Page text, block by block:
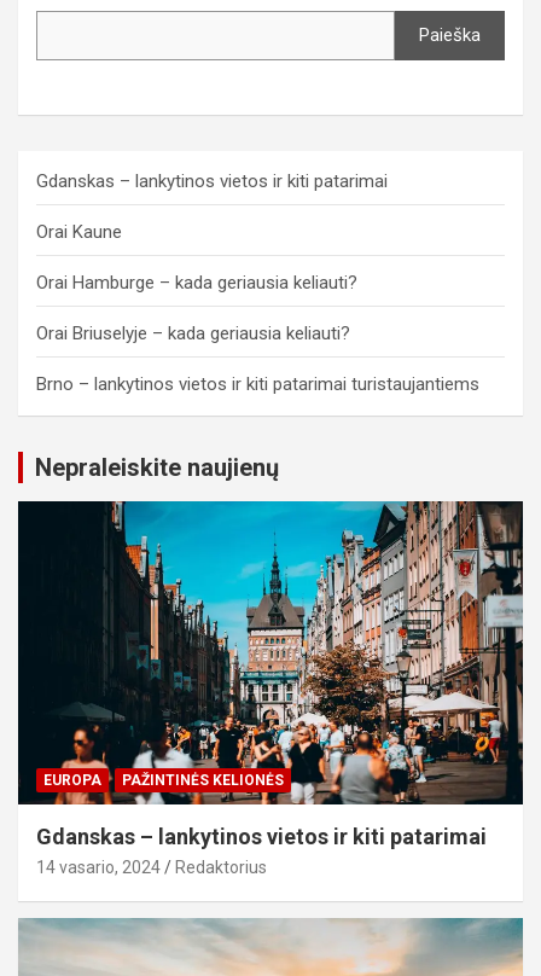
Paieška
Gdanskas – lankytinos vietos ir kiti patarimai
Orai Kaune
Orai Hamburge – kada geriausia keliauti?
Orai Briuselyje – kada geriausia keliauti?
Brno – lankytinos vietos ir kiti patarimai turistaujantiems
Nepraleiskite naujienų
EUROPA PAŽINTINĖS KELIONĖS
Gdanskas – lankytinos vietos ir kiti patarimai
14 vasario, 2024 Redaktorius